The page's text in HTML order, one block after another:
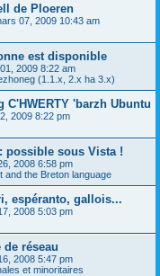
de Ploeren
07, 2009 10:43 am
est disponible
2009 8:22 am
(1.1.x, 2.x ha 3.x)
C'HWERTY 'barzh Ubuntu
2009 8:22 pm
possible sous Vista !
2008 6:58 pm
and the Breton language
espéranto, gallois...
2008 5:03 pm
réseau
2008 5:47 pm
et minoritaires